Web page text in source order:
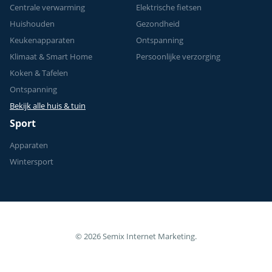
Centrale verwarming
Huishouden
Keukenapparaten
Klimaat & Smart Home
Koken & Tafelen
Ontspanning
Bekijk alle huis & tuin
Elektrische fietsen
Gezondheid
Ontspanning
Persoonlijke verzorging
Sport
Apparaten
Wintersport
© 2026 Semix Internet Marketing.